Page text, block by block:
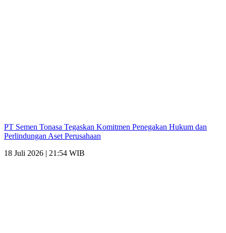
PT Semen Tonasa Tegaskan Komitmen Penegakan Hukum dan
Perlindungan Aset Perusahaan
18 Juli 2026 | 21:54 WIB